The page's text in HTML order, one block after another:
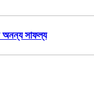
অনন্য সাফল্য